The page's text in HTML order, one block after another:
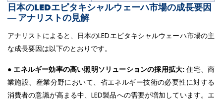
日本のLEDエピタキシャルウェーハ市場の成長要因
― アナリストの見解
アナリストによると、日本のLEDエピタキシャルウェーハ市場の主
な成長要因は以下のとおりです。
● エネルギー効率の高い照明ソリューションの採用拡大: 住宅、商
業施設、産業分野において、省エネルギー技術の必要性に対する
消費者の意識が高まる中、LED製品への需要が増加しています。エ